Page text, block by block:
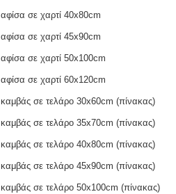
αφίσα σε χαρτί 40x80cm
αφίσα σε χαρτί 45x90cm
αφίσα σε χαρτί 50x100cm
αφίσα σε χαρτί 60x120cm
καμβάς σε τελάρο 30x60cm (πίνακας)
καμβάς σε τελάρο 35x70cm (πίνακας)
καμβάς σε τελάρο 40x80cm (πίνακας)
καμβάς σε τελάρο 45x90cm (πίνακας)
καμβάς σε τελάρο 50x100cm (πίνακας)